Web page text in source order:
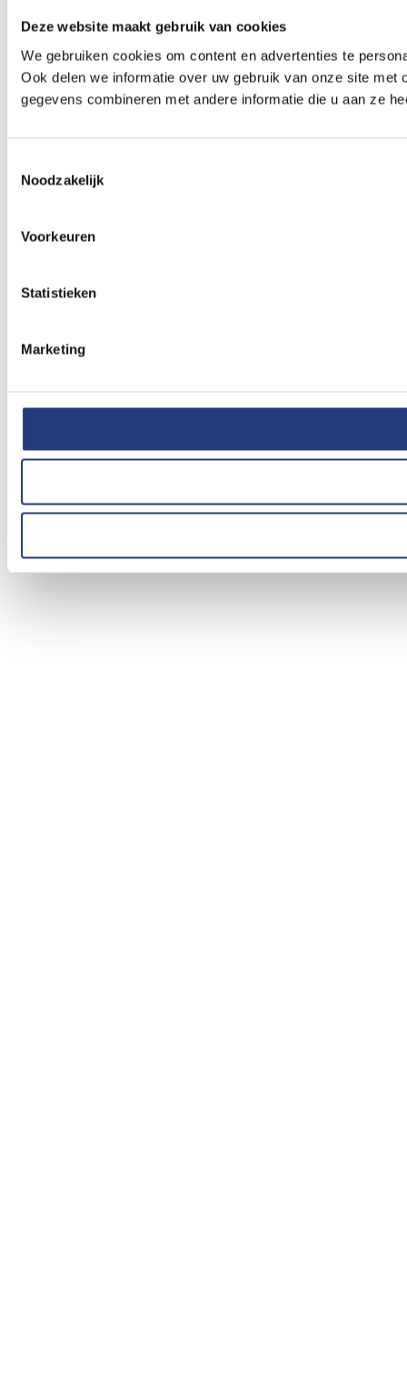
Deze website maakt gebruik van cookies
We gebruiken cookies om content en advertenties te
Ook delen we informatie over uw gebruik van onze site
gegevens combineren met andere informatie die u aan ze
Noodzakelijk
Voorkeuren
Statistieken
Marketing